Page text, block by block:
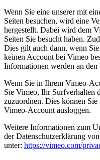
Wenn Sie eine unserer mit
Seiten besuchen, wird eine
hergestellt. Dabei wird dem
Seiten Sie besucht haben.
Dies gilt auch dann, wenn
keinen Account bei Vimeo
Informationen werden an
Wenn Sie in Ihrem Vimeo-
Sie Vimeo, Ihr Surfverhalten
zuzuordnen. Dies können
Vimeo-Account ausloggen.
Weitere Informationen zum
der Datenschutzerklärung
unter: https://vimeo.com/